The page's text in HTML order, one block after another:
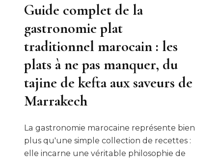
Guide complet de la
gastronomie plat
traditionnel marocain : les
plats à ne pas manquer, du
tajine de kefta aux saveurs de
Marrakech
La gastronomie marocaine représente bien
plus qu'une simple collection de recettes :
elle incarne une véritable philosophie de